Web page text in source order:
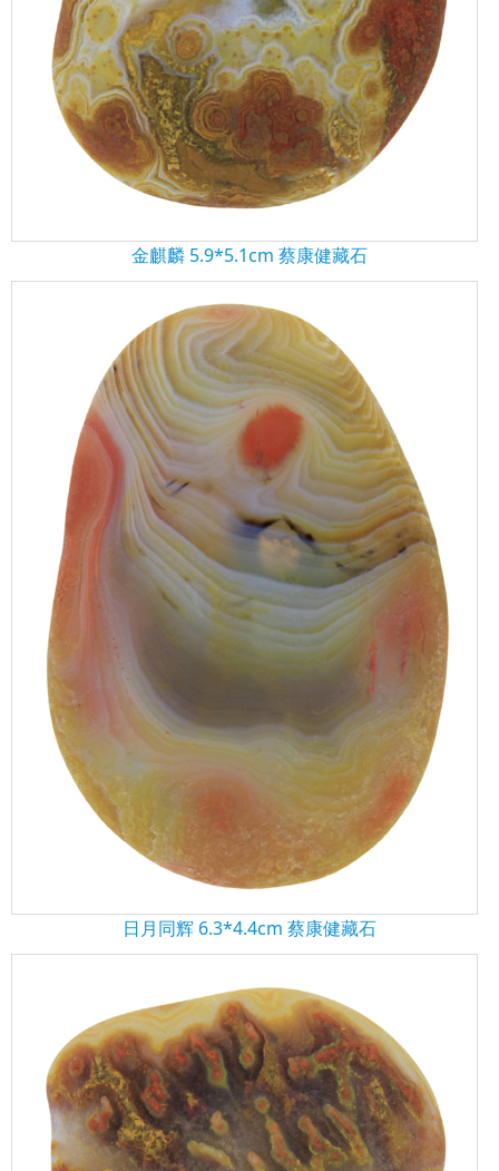
金麒麟 5.9*5.1cm 蔡康健藏石
日月同辉 6.3*4.4cm 蔡康健藏石